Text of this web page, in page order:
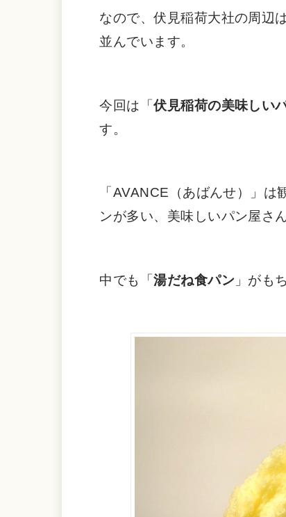
なので、伏見稲荷大社の周辺
並んでいます。
今回は「伏見稲荷の美味しい
す。
「AVANCE（あばんせ）」
ンが多い、美味しいパン屋さ
中でも「湯だね食パン 」がも